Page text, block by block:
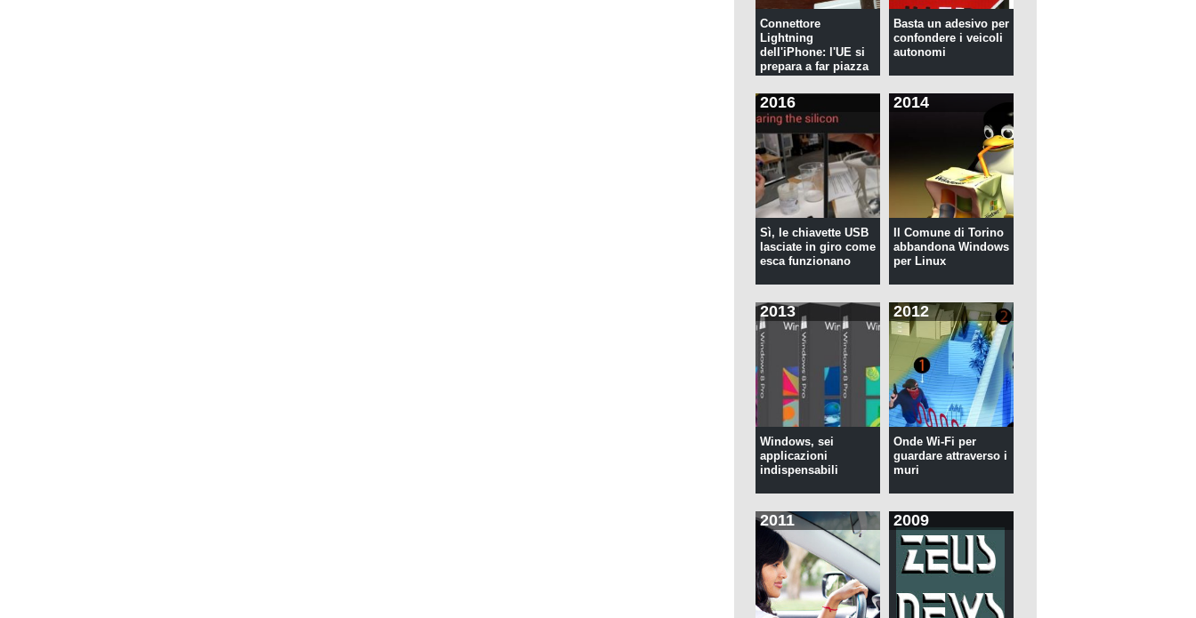
Connettore
Lightning
dell'iPhone: l'UE si
prepara a far piazza
Basta un adesivo per
confondere i veicoli
autonomi
2016
Sì, le chiavette USB
lasciate in giro come
esca funzionano
2014
Il Comune di Torino
abbandona Windows
per Linux
2013
Windows, sei
applicazioni
indispensabili
2012
Onde Wi-Fi per
guardare attraverso i
muri
2011 2009